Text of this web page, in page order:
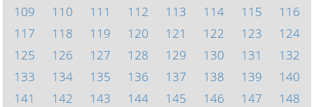
109
110 111 112 113 114 115
116
117
118 119 120 121 122 123
124
125
126 127 128 129 130 131
132
133
134 135 136 137 138 139
140
141
142 143 144 145 146 147
148